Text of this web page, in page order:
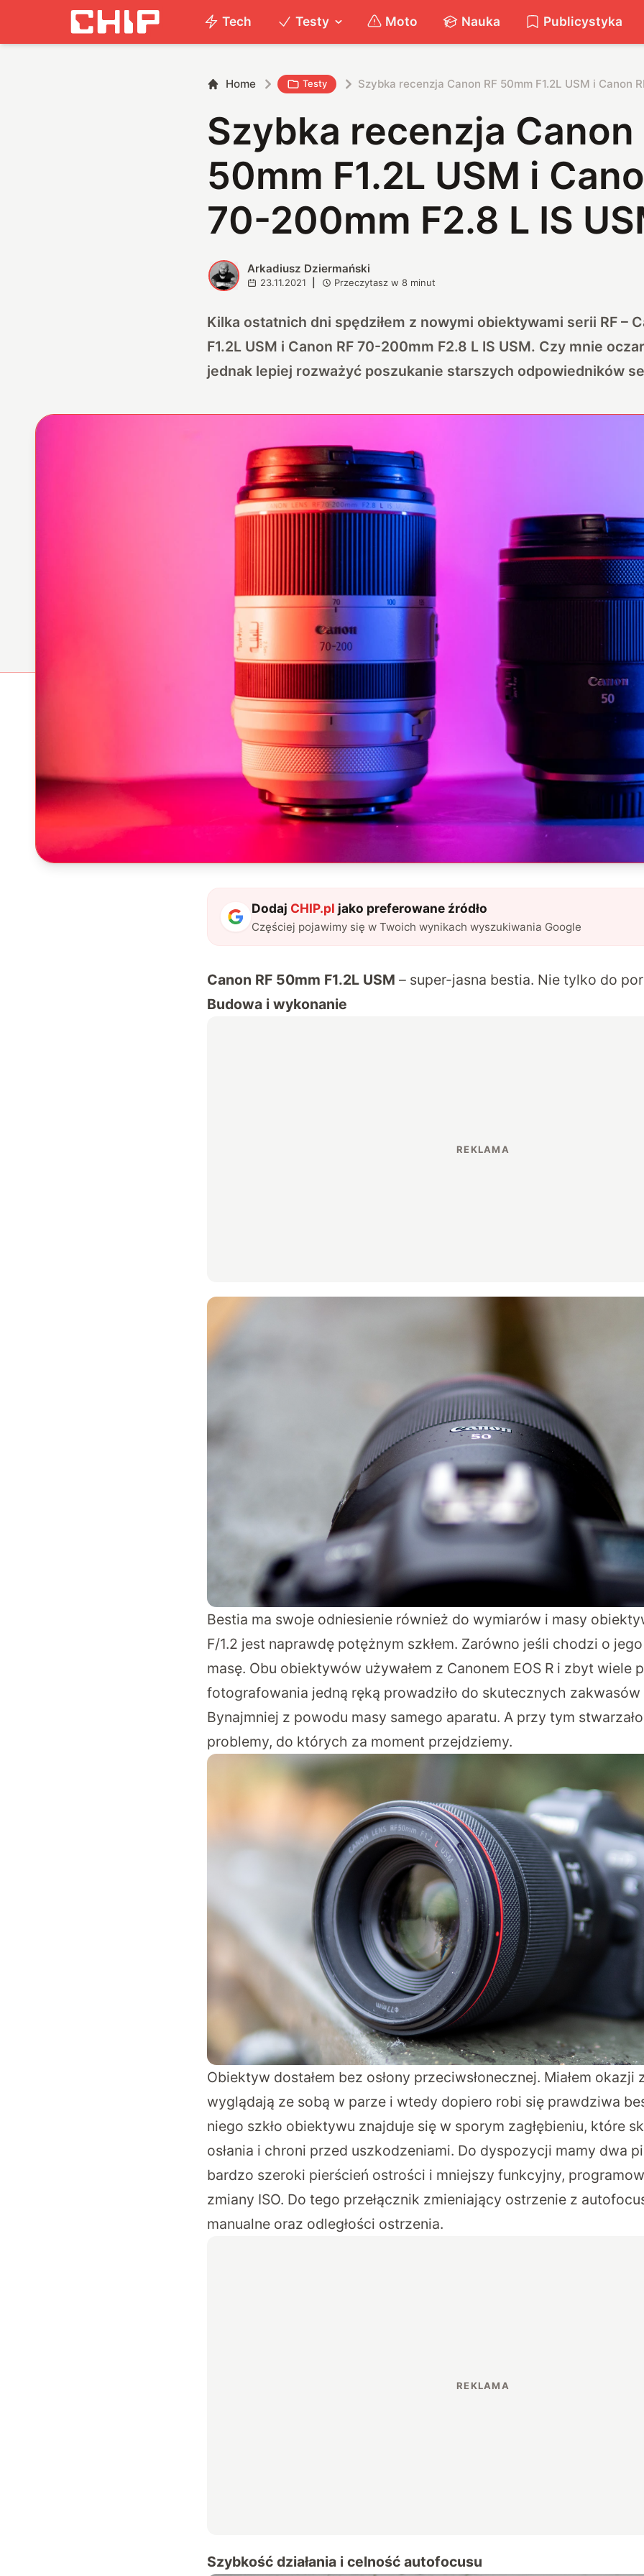
Tech Testy Moto Nauka Publicystyka
Home Testy Szybka recenzja Canon RF 50mm F1.2L USM i Canon
Szybka recenzja Canon
50mm F1.2L USM i
70-200mm F2.8 L IS
A Arkadiusz Dziermański
23.11.2021 Przeczytasz w8 minut
Kilka ostatnich dni spędziłem z nowymi obiektywami serii RF –
F1.2L USM i Canon RF 70-200mm F2.8 L IS USM. Czy mnie
jednak lepiej rozważyć poszukanie starszych odpowiedników
Dodaj CHIP.pl jako preferowane źródło
Częściej pojawimy się w Twoich wynikach wyszukiwania Google
Canon RF 50mm F1.2L USM – super-jasna bestia. Nie tylko do
Budowa i wykonanie
Bestia ma swoje odniesienie również do wymiarów i masy
F/1.2 jest naprawdę potężnym szkłem. Zarówno jeśli chodzi o
masę. Obu obiektywów używałem z Canonem EOS R i zbyt wiele
fotografowania jedną ręką prowadziło do skutecznych zakwasów
Bynajmniej z powodu masy samego aparatu. A przy tym
problemy, do których za moment przejdziemy.
Obiektyw dostałem bez osłony przeciwsłonecznej. Miałem okazji
wyglądają ze sobą w parze i wtedy dopiero robi się prawdziwa
niego szkło obiektywu znajduje się w sporym zagłębieniu, które
osłania i chroni przed uszkodzeniami. Do dyspozycji mamy dwa
bardzo szeroki pierścień ostrości i mniejszy funkcyjny,
zmiany ISO. Do tego przełącznik zmieniający ostrzenie z
manualne oraz odległości ostrzenia.
Szybkość działania i celność autofocusu